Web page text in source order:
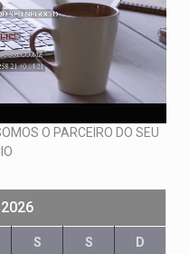
O PARCEIRO DO SEU
S S D